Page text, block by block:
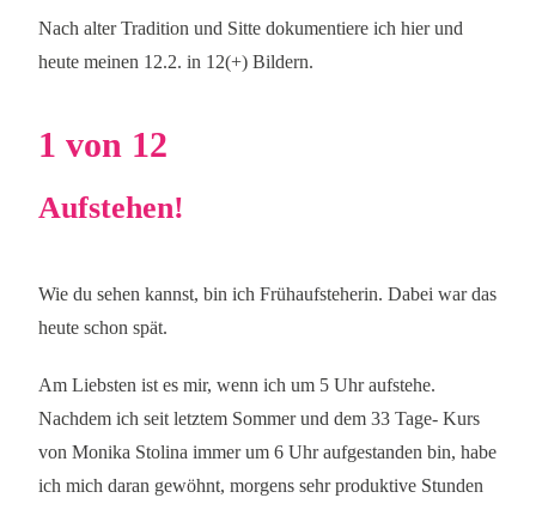
Nach alter Tradition und Sitte dokumentiere ich hier und
heute meinen 12.2. in 12(+) Bildern.
1 von 12
Aufstehen!
Wie du sehen kannst, bin ich Frühaufsteherin. Dabei war das
heute schon spät.
Am Liebsten ist es mir, wenn ich um 5 Uhr aufstehe.
Nachdem ich seit letztem Sommer und dem 33 Tage- Kurs
von Monika Stolina immer um 6 Uhr aufgestanden bin, habe
ich mich daran gewöhnt, morgens sehr produktive Stunden